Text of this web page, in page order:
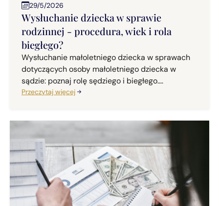
29/5/2026
Wysłuchanie dziecka w sprawie
rodzinnej - procedura, wiek i rola
biegłego?
Wysłuchanie małoletniego dziecka w sprawach
dotyczących osoby małoletniego dziecka w
sądzie: poznaj rolę sędziego i biegłego.
Praktyczne porady.
Przeczytaj więcej